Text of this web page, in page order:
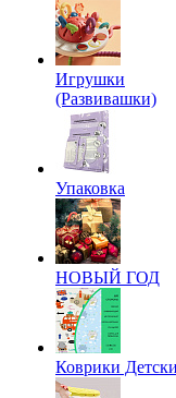
Игрушки
(Развивашки)
Упаковка
НОВЫЙ ГОД
Коврики